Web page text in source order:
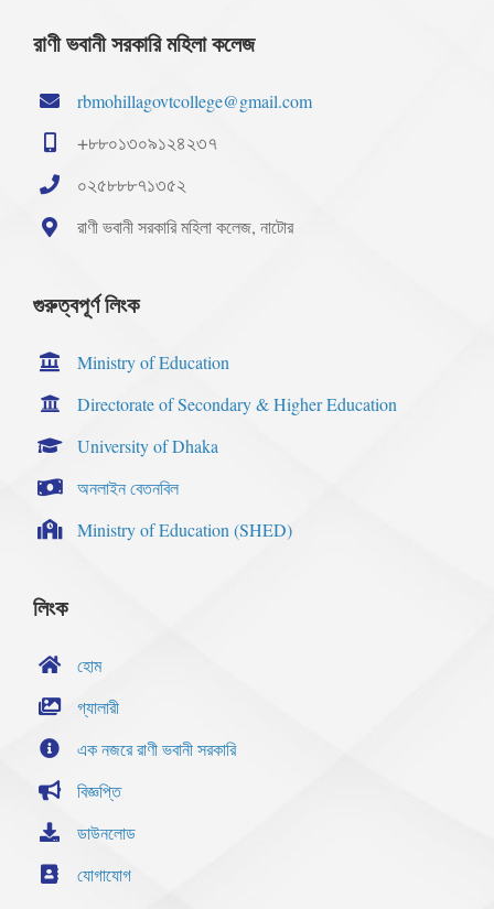
রাণী ভবানী সরকারি মহিলা কলেজ
rbmohillagovtcollege@gmail.com
+৮৮০১৩০৯১২৪২৩৭
০২৫৮৮৮৭১৩৫২
রাণী ভবানী সরকারি মহিলা কলেজ, নাটোর
গুরুত্বপূর্ণ লিংক
Ministry of Education
Directorate of Secondary & Higher Education
University of Dhaka
অনলাইন বেতনবিল
Ministry of Education (SHED)
লিংক
হোম
গ্যালারী
এক নজরে রাণী ভবানী সরকারি
বিজ্ঞপ্তি
ডাউনলোড
যোগাযোগ